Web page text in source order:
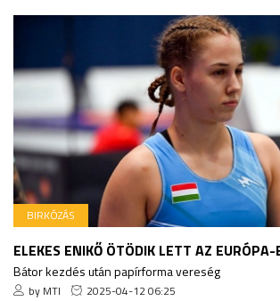
BIRKÓZÁS
ELEKES ENIKŐ ÖTÖDIK LETT AZ EURÓPA-
Bátor kezdés után papírforma vereség
by MTI 2025-04-12 06:25